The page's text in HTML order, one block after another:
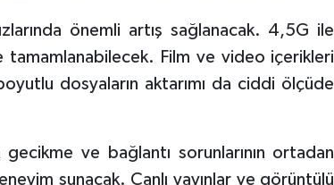
önemli artış sağlanacak. 4,5G ile
tamamlanabilecek. Film ve video içerikleri
dosyaların aktarımı da ciddi ölçüde
ve bağlantı sorunlarının ortadan
sunacak. Canlı yayınlar ve görüntülü